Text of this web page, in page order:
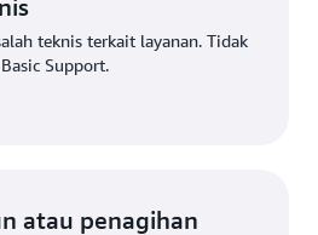
teknis terkait layanan. Tidak
Support.
atau penagihan